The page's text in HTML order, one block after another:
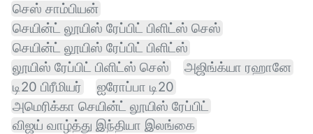
செஸ் சாம்பியன்
செயின்ட் லூயிஸ் ரேப்பிட் பிளிட்ஸ் செஸ்
செயின்ட் லூயிஸ் ரேப்பிட் பிளிட்ஸ்
லூயிஸ் ரேப்பிட் பிளிட்ஸ் செஸ்
அஜிங்க்யா ரஹானே
டி20 பிரீமியர்
ஐரோப்பா டி20
அமெரிக்கா செயின்ட் லூயிஸ் ரேப்பிட்
விஜய் வாழ்த்து இந்தியா இலங்கை